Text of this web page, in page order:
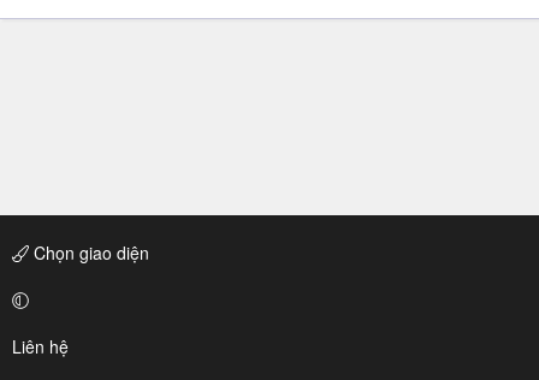
Chọn giao diện
Liên hệ